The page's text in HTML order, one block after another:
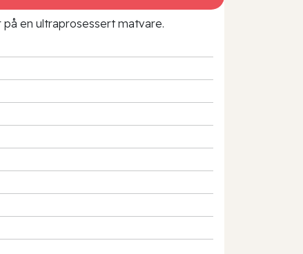
en ultraprosessert matvare.